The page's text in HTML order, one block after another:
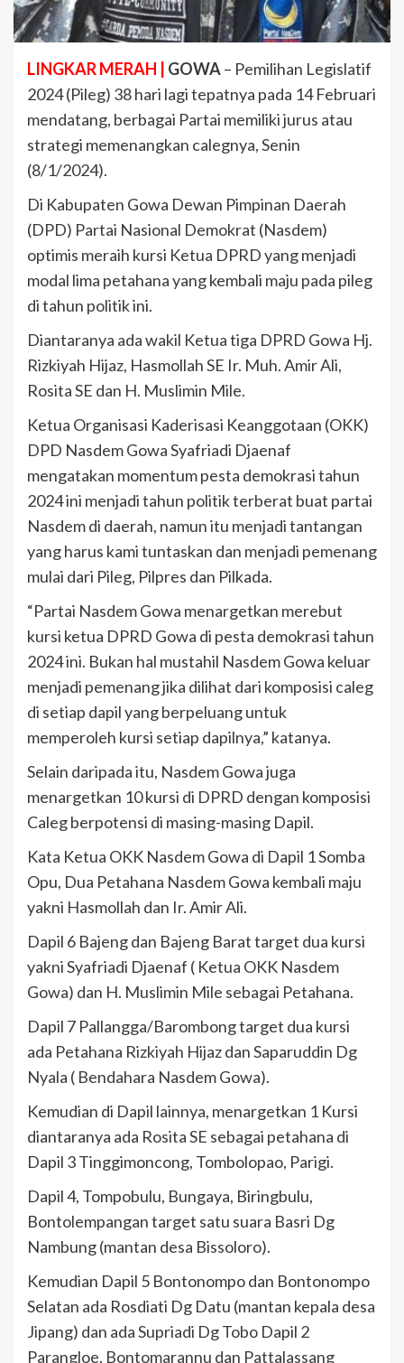
LINGKAR MERAH | GOWA– Pemilihan Legislatif
2024 (Pileg) 38 hari lagi tepatnya pada 14 Februari
mendatang, berbagai Partai memiliki jurus atau
strategi memenangkan calegnya, Senin
(8/1/2024).
Di Kabupaten Gowa Dewan Pimpinan Daerah
(DPD) Partai Nasional Demokrat (Nasdem)
optimis meraih kursi Ketua DPRD yang menjadi
modal lima petahana yang kembali maju pada pileg
di tahun politik ini.
Diantaranya ada wakil Ketua tiga DPRD Gowa Hj.
Rizkiyah Hijaz, Hasmollah SE Ir. Muh. Amir Ali,
Rosita SE dan H. Muslimin Mile.
Ketua Organisasi Kaderisasi Keanggotaan (OKK)
DPD Nasdem Gowa Syafriadi Djaenaf
mengatakan momentum pesta demokrasi tahun
2024 ini menjadi tahun politik terberat buat partai
Nasdem di daerah, namun itu menjadi tantangan
yang harus kami tuntaskan dan menjadi pemenang
mulai dari Pileg, Pilpres dan Pilkada.
“Partai Nasdem Gowa menargetkan merebut
kursi ketua DPRD Gowa di pesta demokrasi tahun
2024 ini. Bukan hal mustahil Nasdem Gowa keluar
menjadi pemenang jika dilihat dari komposisi caleg
di setiap dapil yang berpeluang untuk
memperoleh kursi setiap dapilnya,” katanya.
Selain daripada itu, Nasdem Gowa juga
menargetkan 10 kursi di DPRD dengan komposisi
Caleg berpotensi di masing-masing Dapil.
Kata Ketua OKK Nasdem Gowa di Dapil 1 Somba
Opu, Dua Petahana Nasdem Gowa kembali maju
yakni Hasmollah dan Ir. Amir Ali.
Dapil 6 Bajeng dan Bajeng Barat target dua kursi
yakni Syafriadi Djaenaf ( Ketua OKK Nasdem
Gowa) dan H. Muslimin Mile sebagai Petahana.
Dapil 7 Pallangga/Barombong target dua kursi
ada Petahana Rizkiyah Hijaz dan Saparuddin Dg
Nyala ( Bendahara Nasdem Gowa).
Kemudian di Dapil lainnya, menargetkan 1 Kursi
diantaranya ada Rosita SE sebagai petahana di
Dapil 3 Tinggimoncong, Tombolopao, Parigi.
Dapil 4, Tompobulu, Bungaya, Biringbulu,
Bontolempangan target satu suara Basri Dg
Nambung (mantan desa Bissoloro).
Kemudian Dapil 5 Bontonompo dan Bontonompo
Selatan ada Rosdiati Dg Datu (mantan kepala desa
Jipang) dan ada Supriadi Dg Tobo Dapil 2
Parangloe, Bontomarannu dan Pattalassang